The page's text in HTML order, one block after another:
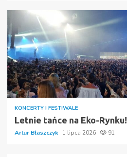
KONCERTY I FESTIWALE
Letnie tańce na Eko-Rynku!
Artur Błaszczyk 1 lipca 2026 91